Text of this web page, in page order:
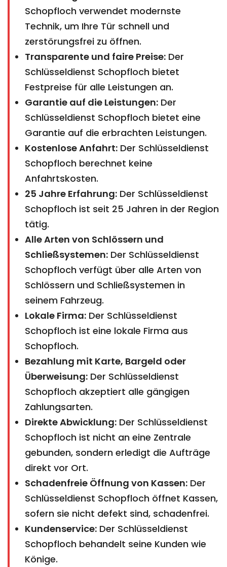
Schopfloch verwendet modernste
Technik, um Ihre Tür schnell und
zerstörungsfrei zu öffnen.
Transparente und faire Preise: Der
Schlüsseldienst Schopfloch bietet
Festpreise für alle Leistungen an.
Garantie auf die Leistungen: Der
Schlüsseldienst Schopfloch bietet eine
Garantie auf die erbrachten Leistungen.
Kostenlose Anfahrt: Der Schlüsseldienst
Schopfloch berechnet keine
Anfahrtskosten.
25 Jahre Erfahrung: Der Schlüsseldienst
Schopfloch ist seit 25 Jahren in der Region
tätig.
Alle Arten von Schlössern und
Schließsystemen: Der Schlüsseldienst
Schopfloch verfügt über alle Arten von
Schlössern und Schließsystemen in
seinem Fahrzeug.
Lokale Firma: Der Schlüsseldienst
Schopfloch ist eine lokale Firma aus
Schopfloch.
Bezahlung mit Karte, Bargeld oder
Überweisung: Der Schlüsseldienst
Schopfloch akzeptiert alle gängigen
Zahlungsarten.
Direkte Abwicklung: Der Schlüsseldienst
Schopfloch ist nicht an eine Zentrale
gebunden, sondern erledigt die Aufträge
direkt vor Ort.
Schadenfreie Öffnung von Kassen: Der
Schlüsseldienst Schopfloch öffnet Kassen,
sofern sie nicht defekt sind, schadenfrei.
Kundenservice: Der Schlüsseldienst
Schopfloch behandelt seine Kunden wie
Könige.